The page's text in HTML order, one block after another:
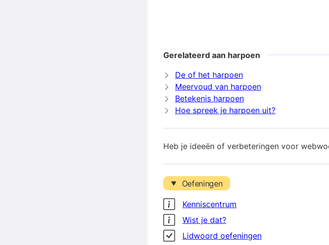
Gerelateerd aan harpoen
De of het harpoen
Meervoud van harpoen
Betekenis harpoen
Hoe spreek je harpoen uit?
Heb je ideeën of verbeteringen voor
Oefeningen
Kenniscentrum
Wist je dat?
Lidwoord oefeningen